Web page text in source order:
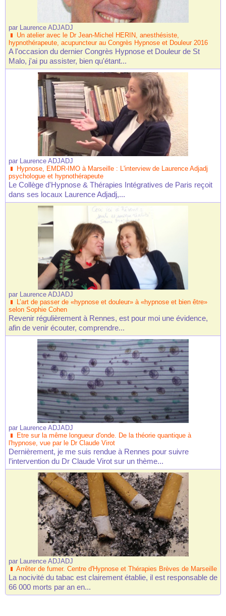
par Laurence ADJADJ
Un atelier avec le Dr Jean-Michel HERIN, anesthésiste,
hypnothérapeute, acupuncteur au Congrès Hypnose et Douleur 2016
A l'occasion du dernier Congrès Hypnose et Douleur de St
Malo, j'ai pu assister, bien qu'étant...
par Laurence ADJADJ
Hypnose, EMDR-IMO à Marseille : L'interview de Laurence Adjadj
psychologue et hypnothérapeute
Le Collège d'Hypnose & Thérapies Intégratives de Paris reçoit
dans ses locaux Laurence Adjadj,...
par Laurence ADJADJ
L’art de passer de «hypnose et douleur» à «hypnose et bien être»
selon Sophie Cohen
Revenir régulièrement à Rennes, est pour moi une évidence,
afin de venir écouter, comprendre...
par Laurence ADJADJ
Etre sur la même longueur d'onde. De la théorie quantique à
l'hypnose, vue par le Dr Claude Virot
Dernièrement, je me suis rendue à Rennes pour suivre
l’intervention du Dr Claude Virot sur un thème...
par Laurence ADJADJ
Arrêter de fumer. Centre d'Hypnose et Thérapies Brèves de Marseille
La nocivité du tabac est clairement établie, il est responsable de
66 000 morts par an en...